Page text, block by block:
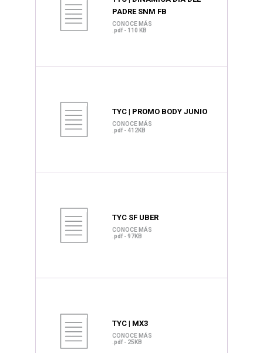
PADRE SNM FB
CONOCE MÁS
.pdf - 110 KB
TYC | PROMO BODY JUNIO
CONOCE MÁS
.pdf - 412KB
TYC SF UBER
CONOCE MÁS
.pdf - 97KB
TYC | MX3
CONOCE MÁS
.pdf - 25KB